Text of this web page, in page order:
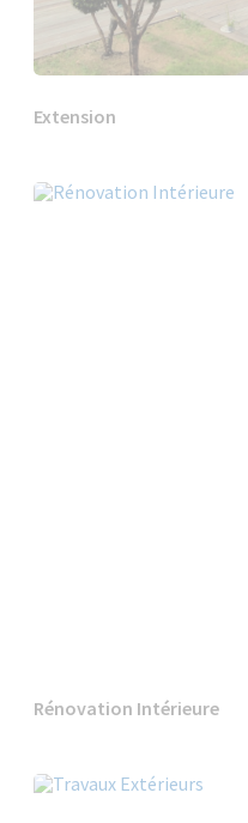
Extension
Rénovation Intérieure